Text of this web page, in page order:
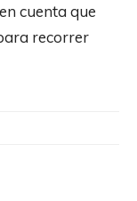
cuenta que
recorrer